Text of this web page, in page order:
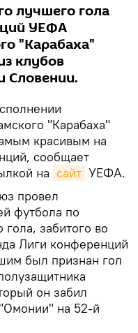
лучшего гола
УЕФА
"Карабаха"
клубов
Словении.
"Карабаха"
красивым на
сообщает
на сайт УЕФА.
провел
футбола по
забитого во
Лиги конференций
был признан гол
он забил
на 52-й